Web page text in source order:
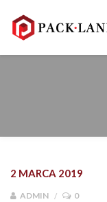
2 MARCA 2019
ADMIN 0